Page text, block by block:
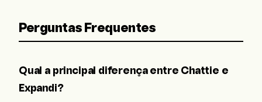
Perguntas Frequentes
Qual a principal diferença entre Chattie e
Expandi?